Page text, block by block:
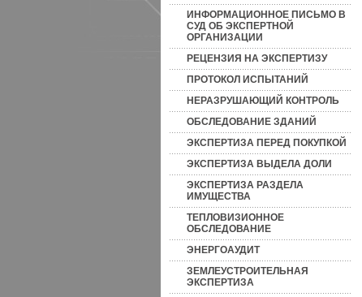
ИНФОРМАЦИОННОЕ ПИСЬМО В
СУД ОБ ЭКСПЕРТНОЙ
ОРГАНИЗАЦИИ
РЕЦЕНЗИЯ НА ЭКСПЕРТИЗУ
ПРОТОКОЛ ИСПЫТАНИЙ
НЕРАЗРУШАЮЩИЙ КОНТРОЛЬ
ОБСЛЕДОВАНИЕ ЗДАНИЙ
ЭКСПЕРТИЗА ПЕРЕД ПОКУПКОЙ
ЭКСПЕРТИЗА ВЫДЕЛА ДОЛИ
ЭКСПЕРТИЗА РАЗДЕЛА
ИМУЩЕСТВА
ТЕПЛОВИЗИОННОЕ
ОБСЛЕДОВАНИЕ
ЭНЕРГОАУДИТ
ЗЕМЛЕУСТРОИТЕЛЬНАЯ
ЭКСПЕРТИЗА